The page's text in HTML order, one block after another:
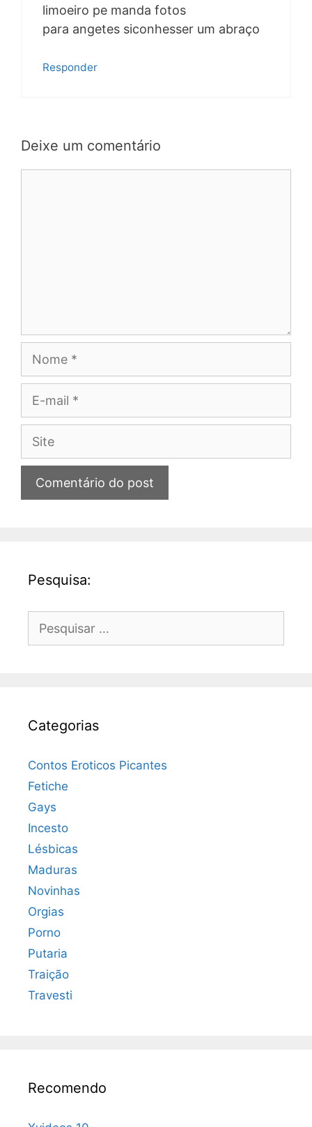
limoeiro pe manda fotos
para angetes siconhesser um abraço
Responder
Deixe um comentário
Site
Pesquisa:
por:
Categorias
Contos Eroticos Picantes
Fetiche
Gays
Incesto
Lésbicas
Maduras
Novinhas
Orgias
Porno
Putaria
Traição
Travesti
Recomendo